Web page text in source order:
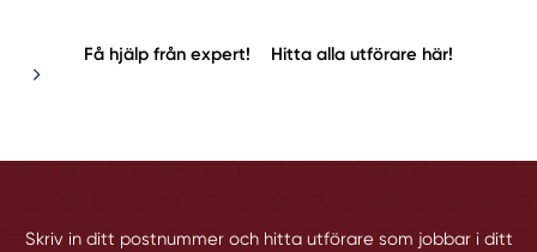
Få hjälp från expert! Hitta alla utförare här!
Skriv in ditt postnummer och hitta utförare som jobbar i ditt